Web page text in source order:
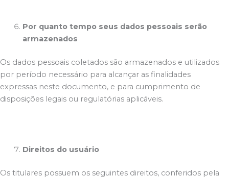
Por quanto tempo seus dados pessoais serão
armazenados
Os dados pessoais coletados são armazenados e utilizados
por período necessário para alcançar as finalidades
expressas neste documento, e para cumprimento de
disposições legais ou regulatórias aplicáveis.
Direitos do usuário
Os titulares possuem os seguintes direitos, conferidos pela